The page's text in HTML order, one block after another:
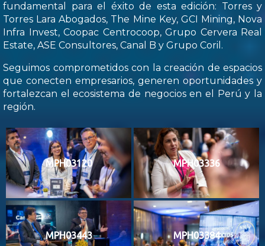
fundamental para el éxito de esta edición: Torres y
Torres Lara Abogados, The Mine Key, GCI Mining, Nova
Infra Invest, Coopac Centrocoop, Grupo Cervera Real
Estate, ASE Consultores, Canal B y Grupo Coril.
Seguimos comprometidos con la creación de espacios
que conecten empresarios, generen oportunidades y
fortalezcan el ecosistema de negocios en el Perú y la
región.
MPH03120 MPH03336
MPH03443 MPH03384